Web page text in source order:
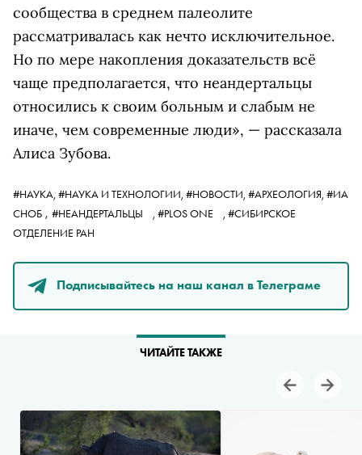
сообщества в среднем палеолите
рассматривалась как нечто исключительное.
Но по мере накопления доказательств всё
чаще предполагается, что неандертальцы
относились к своим больным и слабым не
иначе, чем современные люди», — рассказала
Алиса Зубова.
#НАУКА, #НАУКА И ТЕХНОЛОГИИ, #НОВОСТИ, #АРХЕОЛОГИЯ, #ИА
СНОБ , #НЕАНДЕРТАЛЬЦЫ , #PLOS ONE , #СИБИРСКОЕ
ОТДЕЛЕНИЕ РАН
Подписывайтесь на наш канал в Телеграме
ЧИТАЙТЕ ТАКЖЕ